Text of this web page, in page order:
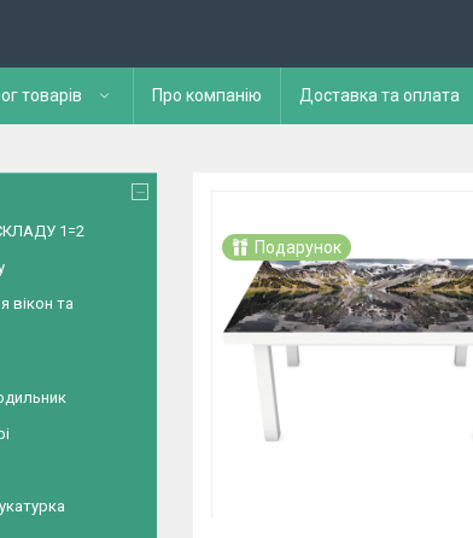
товарів Про компанію Доставка та оплата
Подарунок
1=2
вікон та